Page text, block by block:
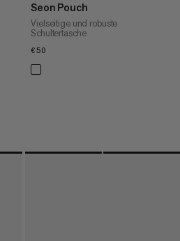
Seon Pouch
Vielseitige und robuste
Schultertasche
€50